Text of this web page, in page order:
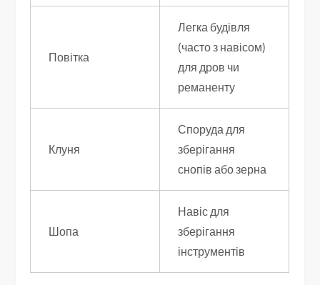
Повітка
Легка будівля
(часто з навісом)
для дров чи
реманенту
Клуня
Споруда для
зберігання
снопів або зерна
Шопа
Навіс для
зберігання
інструментів